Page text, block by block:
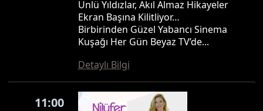
Ünlü Yıldızlar, Akıl Almaz Hikayeler
Ekran Başına Kilitliyor…
Birbirinden Güzel Yabancı Sinema
Kuşağı Her Gün Beyaz TV’de...
Detaylı Bilgi
11:00